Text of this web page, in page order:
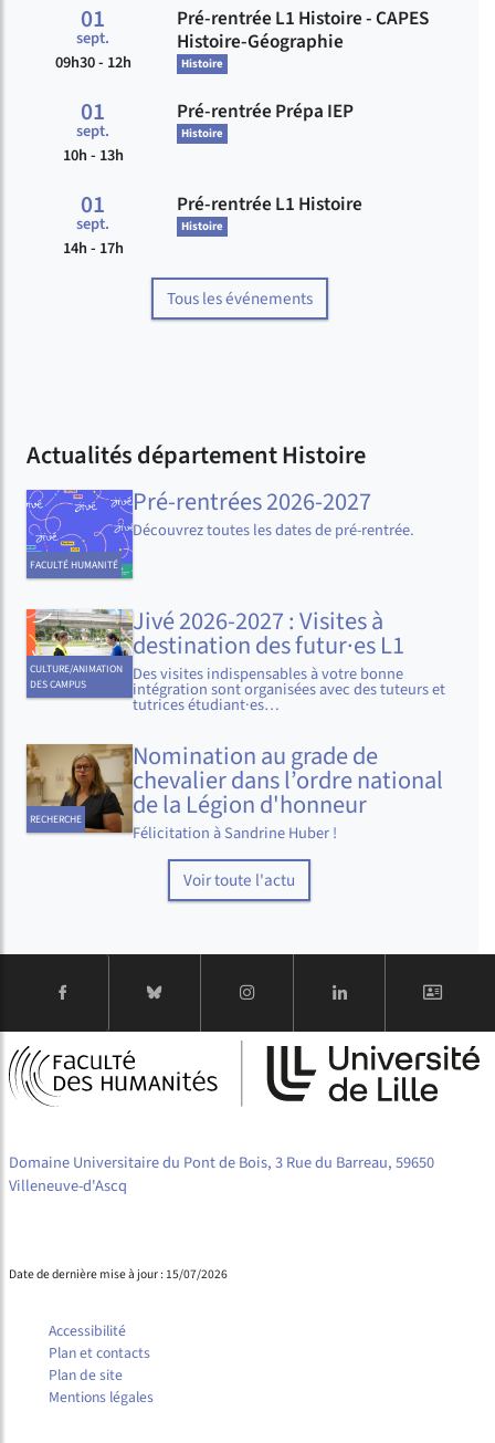
01
sept.
09h30 - 12h
Pré-rentrée L1 Histoire - CAPES
Histoire-Géographie
Histoire
01
sept.
10h - 13h
Pré-rentrée Prépa IEP
Histoire
01
sept.
14h - 17h
Pré-rentrée L1 Histoire
Histoire
Tous les événements
Actualités département Histoire
FACULTÉ HUMANITÉ
Pré-rentrées 2026-2027
Découvrez toutes les dates de pré-rentrée.
CULTURE/ANIMATION
DES CAMPUS
Jivé 2026-2027 : Visites à
destination des futur·es L1
Des visites indispensables à votre bonne
intégration sont organisées avec des tuteurs et
tutrices étudiant·es…
RECHERCHE
Nomination au grade de
chevalier dans l’ordre national
de la Légion d'honneur
Félicitation à Sandrine Huber !
Voir toute l'actu
Domaine Universitaire du Pont de Bois, 3 Rue du Barreau, 59650
Villeneuve-d'Ascq
Date de dernière mise à jour : 15/07/2026
Accessibilité
Plan et contacts
Plan de site
Mentions légales